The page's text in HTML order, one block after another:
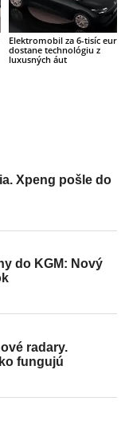
Elektromobil za 6-tisíc eur
dostane technológiu z
luxusných áut